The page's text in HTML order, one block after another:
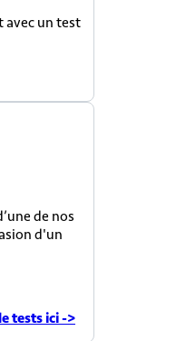
avec un test
de nos
d'un
tests ici ->